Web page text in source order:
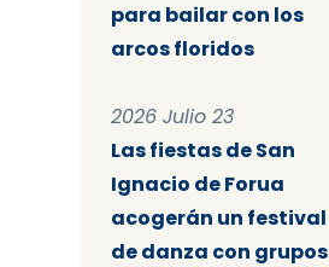
para bailar con los
arcos floridos
2026 Julio 23
Las fiestas de San
Ignacio de Forua
acogerán un festival
de danza con grupos